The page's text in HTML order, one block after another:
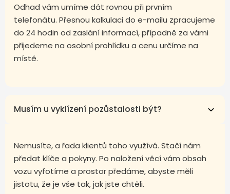
Odhad vám umíme dát rovnou při prvním
telefonátu. Přesnou kalkulaci do e-mailu zpracujeme
do 24 hodin od zaslání informací, případně za vámi
přijedeme na osobní prohlídku a cenu určíme na
místě.
Musím u vyklízení pozůstalosti být?
Nemusíte, a řada klientů toho využívá. Stačí nám
předat klíče a pokyny. Po naložení věcí vám obsah
vozu vyfotíme a prostor předáme, abyste měli
jistotu, že je vše tak, jak jste chtěli.